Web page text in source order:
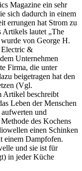
Magazine ein sehr
sich dadurch in einem
errungen hat Strom zu
Artikels lautet „The
von George H.
Electric &
Unternehmen
Firma, die unter
beigetragen hat den
(Vgl.
Artikel beschreibt
Leben der Menschen
und
des Kochens
einen Schinken
einem Dampfofen.
und sie ist für
in jeder Küche